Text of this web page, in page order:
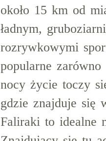
około 15 km od
ładnym,
rozrywkowymi
popularne
nocy życie toczy
gdzie znajduje się
Faliraki to idealne